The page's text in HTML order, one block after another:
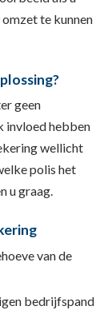
te kunnen
geen
invloed hebben
wellicht
polis het
u graag.
van de
bedrijfspand